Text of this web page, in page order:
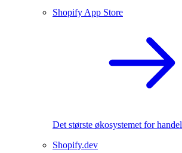
Shopify App Store
Det største økosystemet for handel
Shopify.dev